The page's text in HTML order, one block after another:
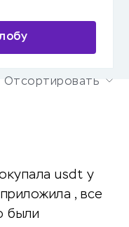
Отсортировать
usdt у
, все
были